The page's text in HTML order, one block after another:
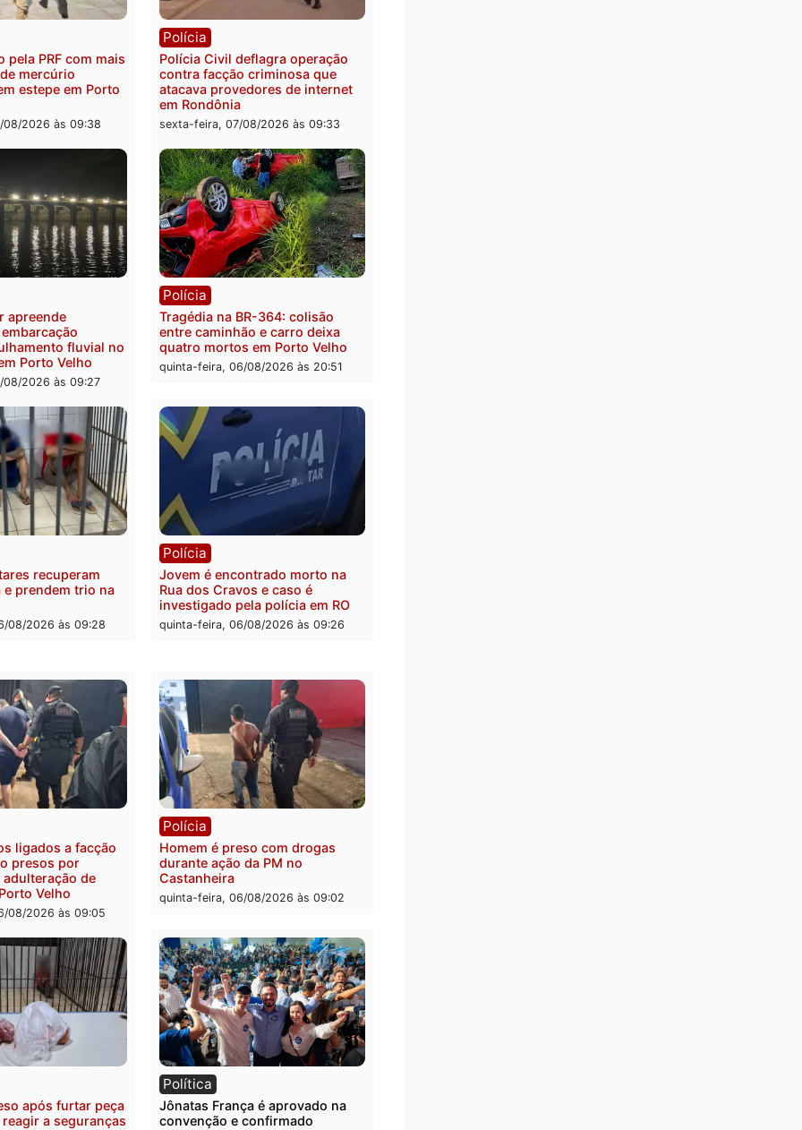
2026: Pastor Evanildo
o primeiro pastor de
na Câmara Federal
07/08/2026 às 18:36
2 MILHÕES – Unnesa apresenta
operação alvo da PF
sexta-feira, 07/08/2026 às 12:24
preso pela PRF com mais
de mercúrio
em estepe em Porto
07/08/2026 às 09:38
Polícia
contra facção criminosa que
atacava provedores de internet
em Rondônia
sexta-feira, 07/08/2026 às 09:33
Militar apreende
e embarcação
patrulhamento fluvial no
em Porto Velho
Tragédia na BR-364: colisão
entre caminhão e carro deixa
quatro mortos em Porto Velho
militares recuperam
e prendem trio na
Polícia
Jovem é encontrado morto na
Rua dos Cravos e caso é
investigado pela polícia em RO